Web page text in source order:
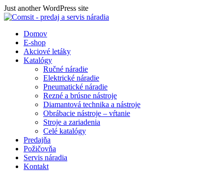
Skip
to
Just another WordPress site
Domov
E-shop
Akciové letáky
Katalógy
Ručné náradie
Elektrické náradie
Pneumatické náradie
Rezné a brúsne nástroje
Diamantová technika a nástroje
Obrábacie nástroje – vŕtanie
Stroje a zariadenia
Celé katalógy
Predajňa
Požičovňa
Servis náradia
Kontakt